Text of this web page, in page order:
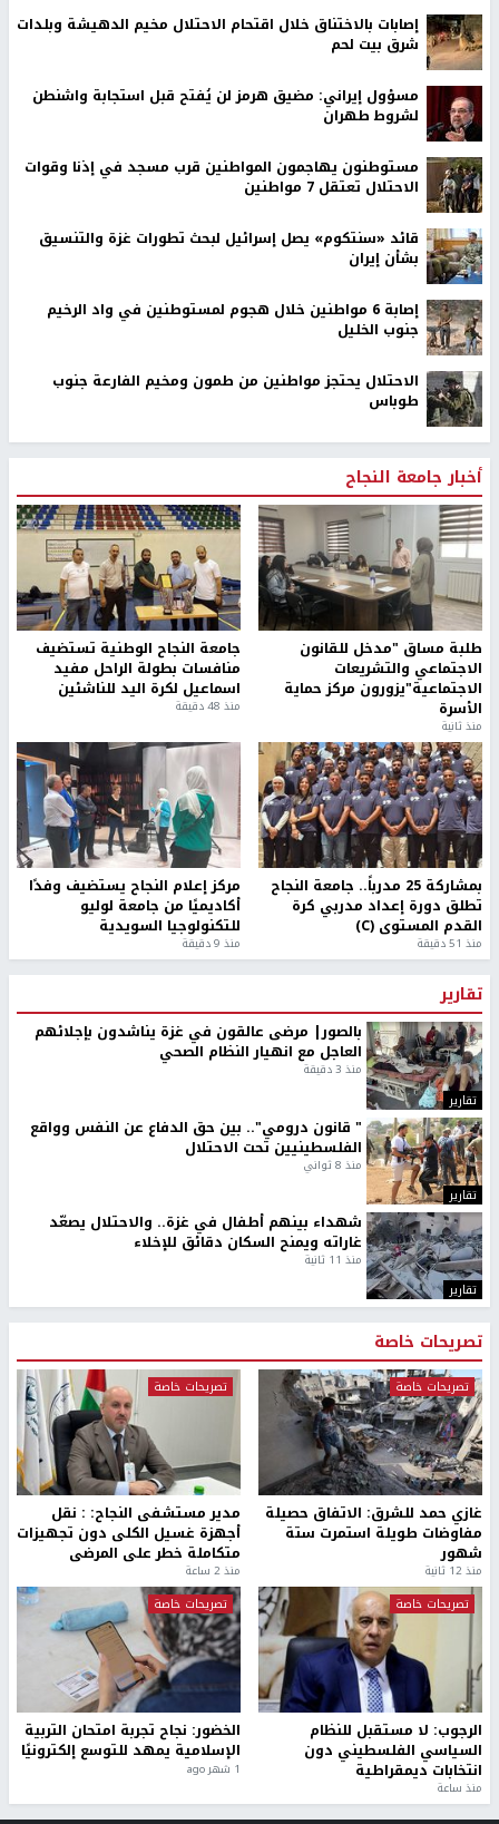
إصابات بالاختناق خلال اقتحام الاحتلال مخيم الدهيشة وبلدات
شرق بيت لحم
مسؤول إيراني: مضيق هرمز لن يُفتح قبل استجابة واشنطن
لشروط طهران
مستوطنون يهاجمون المواطنين قرب مسجد في إذنا وقوات
الاحتلال تعتقل 7 مواطنين
قائد «سنتكوم» يصل إسرائيل لبحث تطورات غزة والتنسيق
بشأن إيران
إصابة 6 مواطنين خلال هجوم لمستوطنين في واد الرخيم
جنوب الخليل
الاحتلال يحتجز مواطنين من طمون ومخيم الفارعة جنوب
طوباس
أخبار جامعة النجاح
طلبة مساق "مدخل للقانون
الاجتماعي والتشريعات
الاجتماعية"يزورون مركز حماية
الأسرة
منذ ثانية
جامعة النجاح الوطنية تستضيف
منافسات بطولة الراحل مفيد
اسماعيل لكرة اليد للناشئين
منذ 48 دقيقة
بمشاركة 25 مدرباً.. جامعة النجاح
تطلق دورة إعداد مدربي كرة
القدم المستوى (C)
منذ 51 دقيقة
مركز إعلام النجاح يستضيف وفدًا
أكاديميًا من جامعة لوليو
للتكنولوجيا السويدية
منذ 9 دقيقة
تقارير
تقارير
بالصور| مرضى عالقون في غزة يناشدون بإجلائهم
العاجل مع انهيار النظام الصحي
منذ 3 دقيقة
تقارير
" قانون درومي".. بين حق الدفاع عن النفس وواقع
الفلسطينيين تحت الاحتلال
منذ 8 ثواني
تقارير
شهداء بينهم أطفال في غزة.. والاحتلال يصعّد
غاراته ويمنح السكان دقائق للإخلاء
منذ 11 ثانية
تصريحات خاصة
تصريحات خاصة
غازي حمد للشرق: الاتفاق حصيلة
مفاوضات طويلة استمرت ستة
شهور
منذ 12 ثانية
تصريحات خاصة
مدير مستشفى النجاح: : نقل
أجهزة غسيل الكلى دون تجهيزات
متكاملة خطر على المرضى
منذ 2 ساعة
تصريحات خاصة
الرجوب: لا مستقبل للنظام
السياسي الفلسطيني دون
انتخابات ديمقراطية
منذ ساعة
تصريحات خاصة
الخضور: نجاح تجربة امتحان التربية
الإسلامية يمهد للتوسع إلكترونيًا
1 شهر ago